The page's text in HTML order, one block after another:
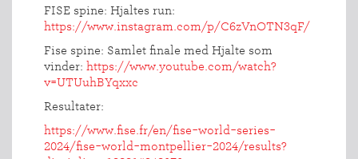
FISE spine: Hjaltes run:
https://www.instagram.com/p/C6zVnOTN3qF/
Fise spine: Samlet finale med Hjalte som
vinder: https://www.youtube.com/watch?
v=UTUuhBYqxxc
Resultater:
https://www.fise.fr/en/fise-world-series-
2024/fise-world-montpellier-2024/results?